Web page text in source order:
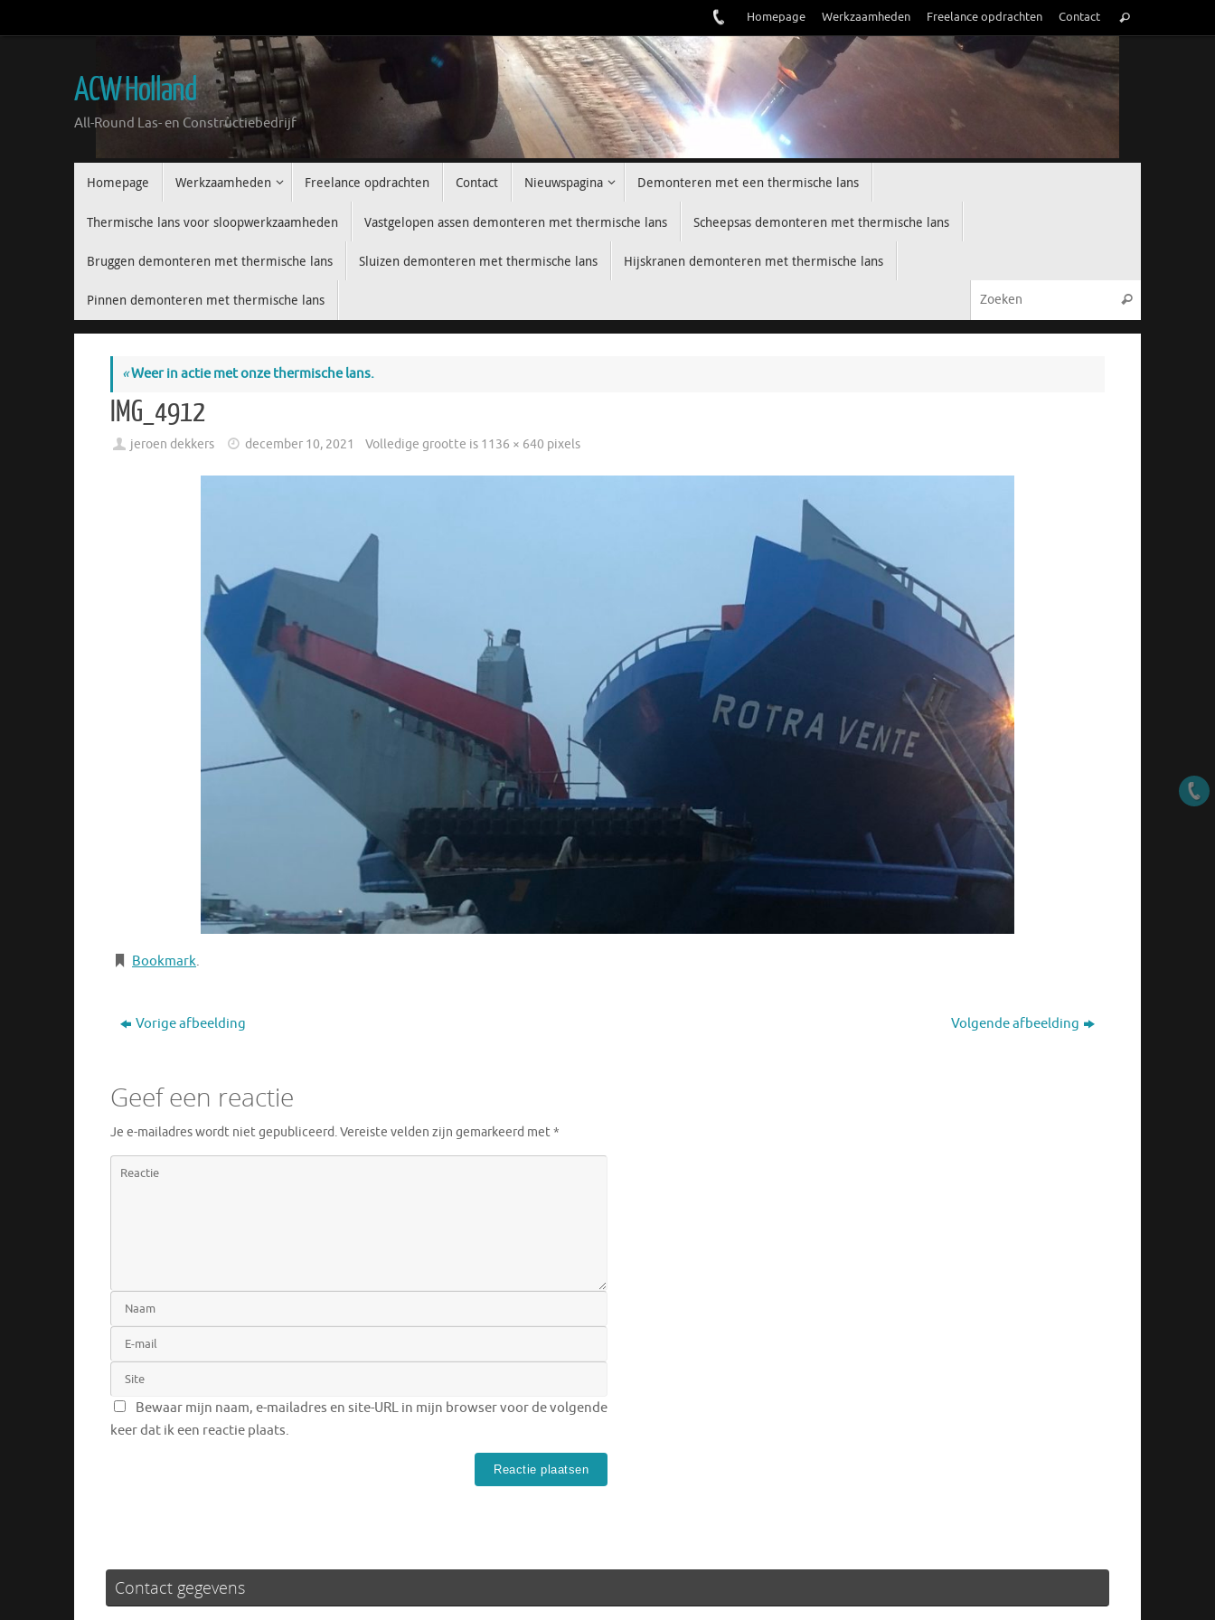
naar
Homepage Werkzaamheden Freelance opdrachten Contact
naar:
Zoeken
ACW Holland
All-Round Las- en Constructiebedrijf
naar
inhoud
Homepage Werkzaamheden Freelance opdrachten Contact Nieuwspagina Demonteren met een thermische lans
Thermische lans voor sloopwerkzaamheden Vastgelopen assen demonteren met thermische lans Scheepsas demonteren met thermische lans
Bruggen demonteren met thermische lans Sluizen demonteren met thermische lans Hijskranen demonteren met thermische lans
Pinnen demonteren met thermische lans Zoeken
«Weer in actie met onze thermische lans.
IMG_4912
jeroen dekkers december 10, 2021 Volledige grootte is 1136 × 640 pixels
Bookmark.
Vorige afbeelding Volgende afbeelding
Geef een reactie
Je e-mailadres wordt niet gepubliceerd.Vereiste velden zijn gemarkeerd met*
Bewaar mijn naam, e-mailadres en site-URL in mijn browser voor de volgende
keer dat ik een reactie plaats.
Contact gegevens